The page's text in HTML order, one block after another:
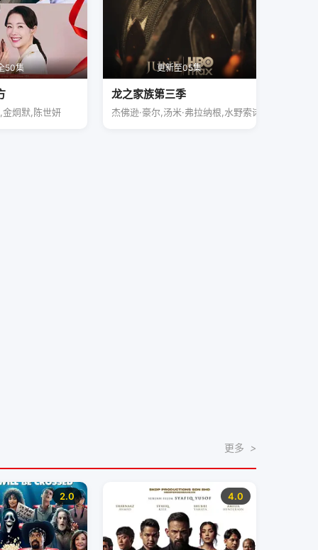
50集
炯默,陈世妍
更新至05集
龙之家族第三季
杰佛逊·豪尔,汤米·弗拉纳根,水野索诺娅
更多 >
2.0 4.0